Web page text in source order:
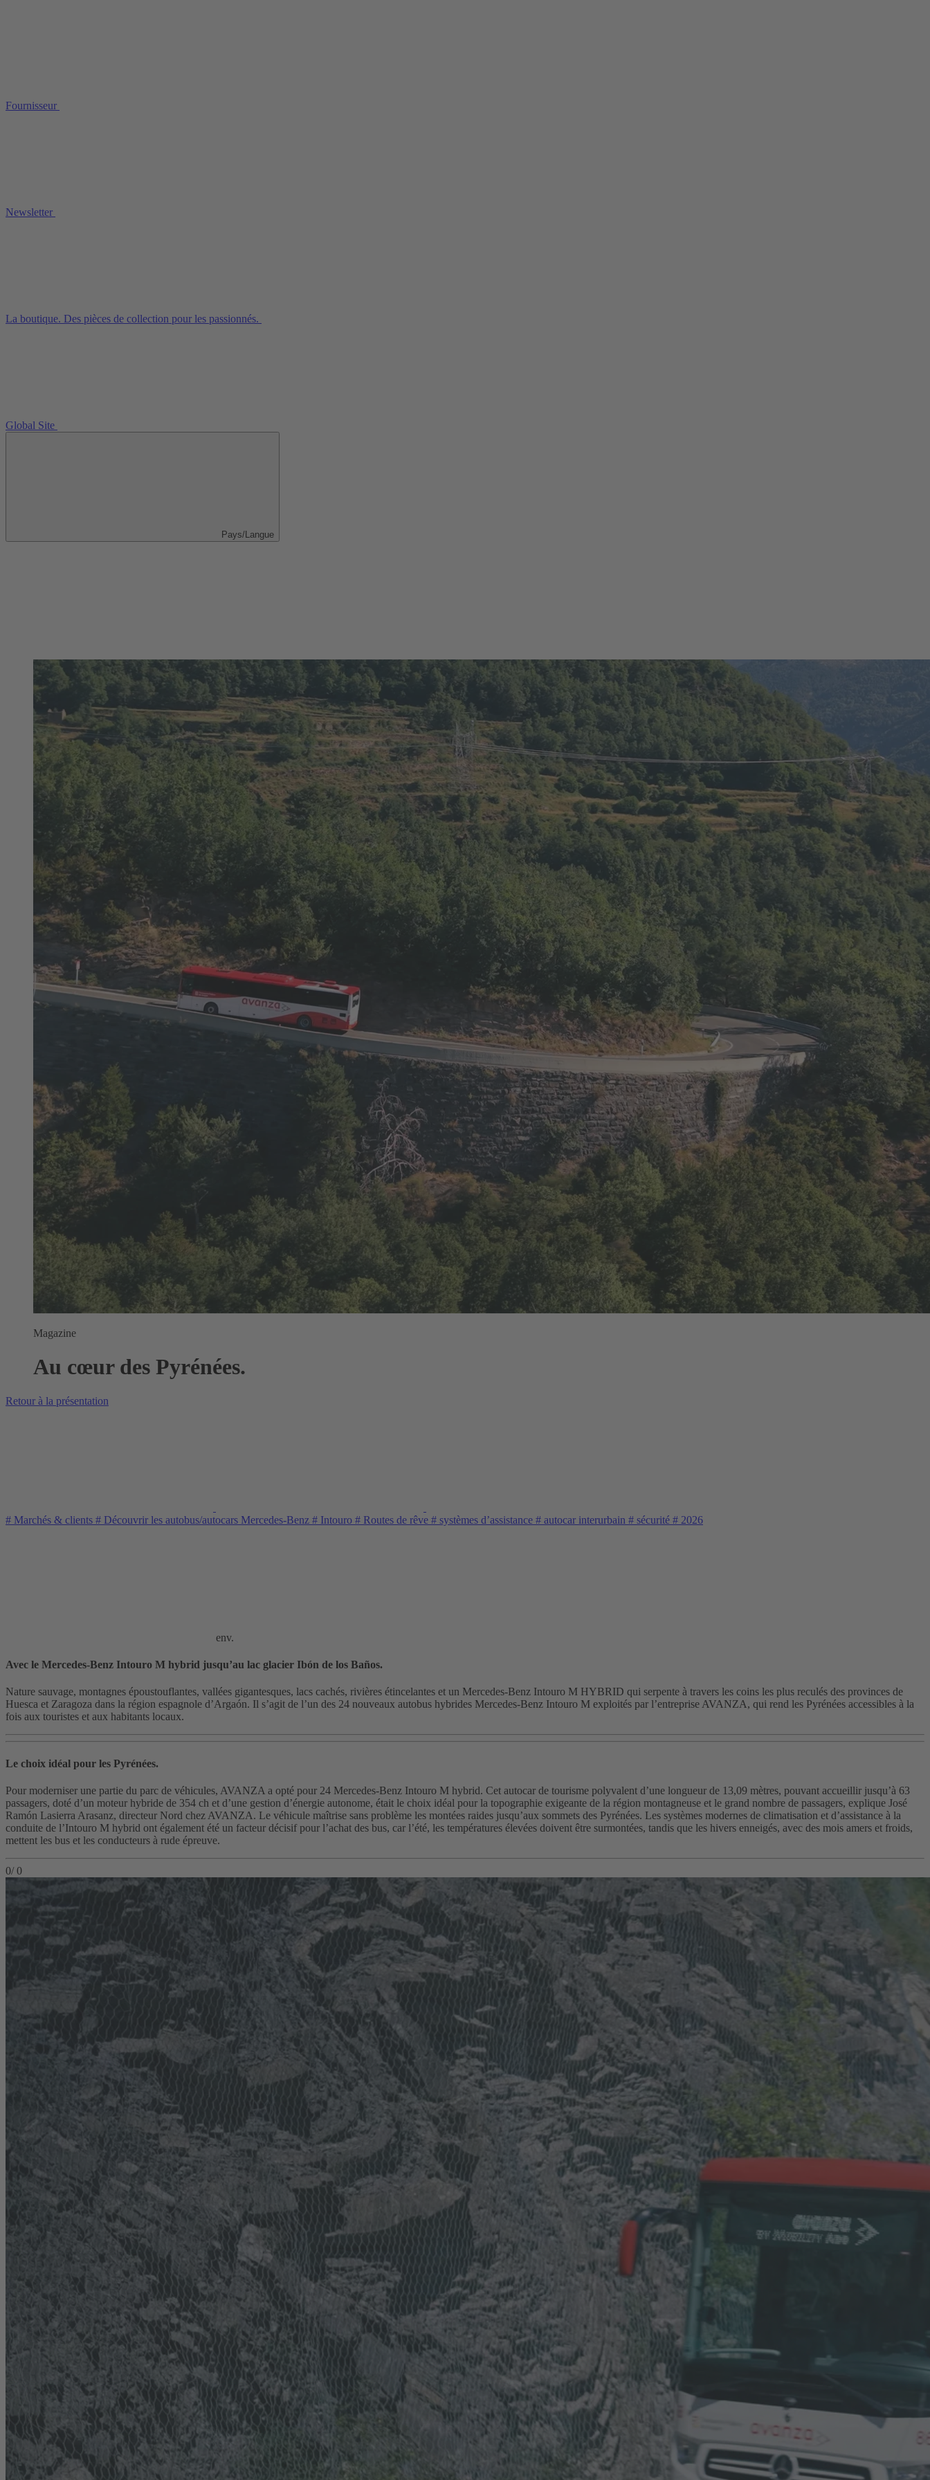
Fournisseur
Newsletter
La boutique. Des pièces de collection pour les passionnés.
Global Site
Pays/Langue
Magazine
Au cœur des Pyrénées.
Retour à la présentation
# Marchés & clients # Découvrir les autobus/autocars Mercedes-Benz # Intouro # Routes de rêve # systèmes d’assistance # autocar interurbain # sécurité # 2026
env.
Avec le Mercedes-Benz Intouro M hybrid jusqu’au lac glacier Ibón de los Baños.
Nature sauvage, montagnes époustouflantes, vallées gigantesques, lacs cachés, rivières étincelantes et un Mercedes-Benz Intouro M HYBRID qui serpente à travers les coins les plus reculés des provinces de
Huesca et Zaragoza dans la région espagnole d’Argaón. Il s’agit de l’un des 24 nouveaux autobus hybrides Mercedes-Benz Intouro M exploités par l’entreprise AVANZA, qui rend les Pyrénées accessibles à la
fois aux touristes et aux habitants locaux.
Le choix idéal pour les Pyrénées.
Pour moderniser une partie du parc de véhicules, AVANZA a opté pour 24 Mercedes-Benz Intouro M hybrid. Cet autocar de tourisme polyvalent d’une longueur de 13,09 mètres, pouvant accueillir jusqu’à 63
passagers, doté d’un moteur hybride de 354 ch et d’une gestion d’énergie autonome, était le choix idéal pour la topographie exigeante de la région montagneuse et le grand nombre de passagers, explique José
Ramón Lasierra Arasanz, directeur Nord chez AVANZA. Le véhicule maîtrise sans problème les montées raides jusqu’aux sommets des Pyrénées. Les systèmes modernes de climatisation et d’assistance à la
conduite de l’Intouro M hybrid ont également été un facteur décisif pour l’achat des bus, car l’été, les températures élevées doivent être surmontées, tandis que les hivers enneigés, avec des mois amers et froids,
mettent les bus et les conducteurs à rude épreuve.
0/ 0